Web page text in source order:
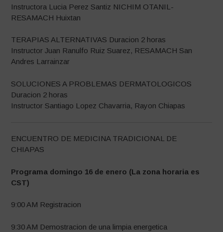
Instructora Lucia Perez Santiz NICHIM OTANIL-
RESAMACH Huixtan
TERAPIAS ALTERNATIVAS Duracion 2 horas
Instructor Juan Ranulfo Ruiz Suarez, RESAMACH San
Andres Larrainzar
SOLUCIONES A PROBLEMAS DERMATOLOGICOS
Duracion 2 horas
Instructor Santiago Lopez Chavarria, Rayon Chiapas
ENCUENTRO DE MEDICINA TRADICIONAL DE
CHIAPAS
Programa domingo 16 de enero (La zona horaria es
CST)
9:00 AM Registracion
9:30 AM Demostracion de una limpia energetica